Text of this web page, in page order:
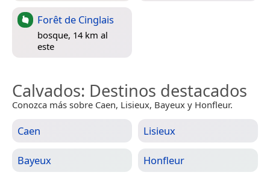
Forêt de Cinglais
bosque, 14 km al
este
Calvados: Destinos destacados
Conozca más sobre Caen, Lisieux, Bayeux y Honfleur.
Caen Lisieux
Bayeux Honfleur